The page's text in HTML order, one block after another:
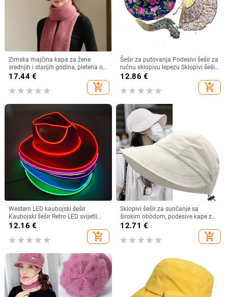
Zimska majčina kapa za žene
srednjih i starijih godina, pletena od
zečjeg krzna, otporna na hladnoću,
topla, vunena kapa plus baršunasta
kapa za umivaonik
17.44€
add_shopping_cart
Šešir za putovanja Podesivi šešir za
ručnu sklopivu lepezu Sklopivi šešir
od bambusa i lepeza Ljetna plaža
12.86 €
add_shopping_cart
Western LED kaubojski šešir
Kaubojski šešir Retro LED svijetli
obod Jazz cilindar Svjetleći
mladenkin šešir Cosplay kostim
Kaubojsko odijelo za žene
12.16 €
add_shopping_cart
Sklopivi šešir za sunčanje sa
širokim obodom, podesive kape za
muškarce, žene, šeširi za plažu,
ljetni brzosušeći viziri, ribarska kapa
12.71 €
add_shopping_cart